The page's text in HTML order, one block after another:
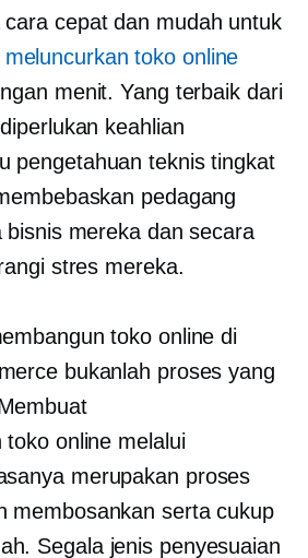
cepat dan mudah untuk
meluncurkan toko online
menit. Yang terbaik dari
keahlian
pengetahuan teknis tingkat
pedagang
bisnis mereka dan secara
stres mereka.
toko online di
bukanlah proses yang
online melalui
merupakan proses
membosankan serta cukup
Segala jenis penyesuaian